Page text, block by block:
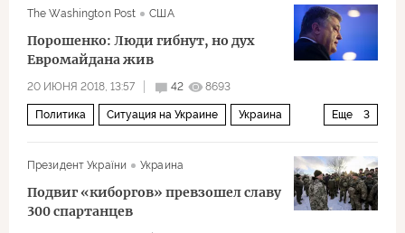
Восточная Украина Керченский пролив
Азовское море Владимир Путин
Дональд Трамп
оккупация дезинформация
томос
The Washington Post США
Порошенко: Люди гибнут, но дух
Евромайдана жив
20 ИЮНЯ 2018, 13:57 42 8693
Еще 3
Политика Ситуация на Украине Украина
борьба с коррупцией
Президент України Украина
Подвиг «киборгов» превзошел славу
300 спартанцев